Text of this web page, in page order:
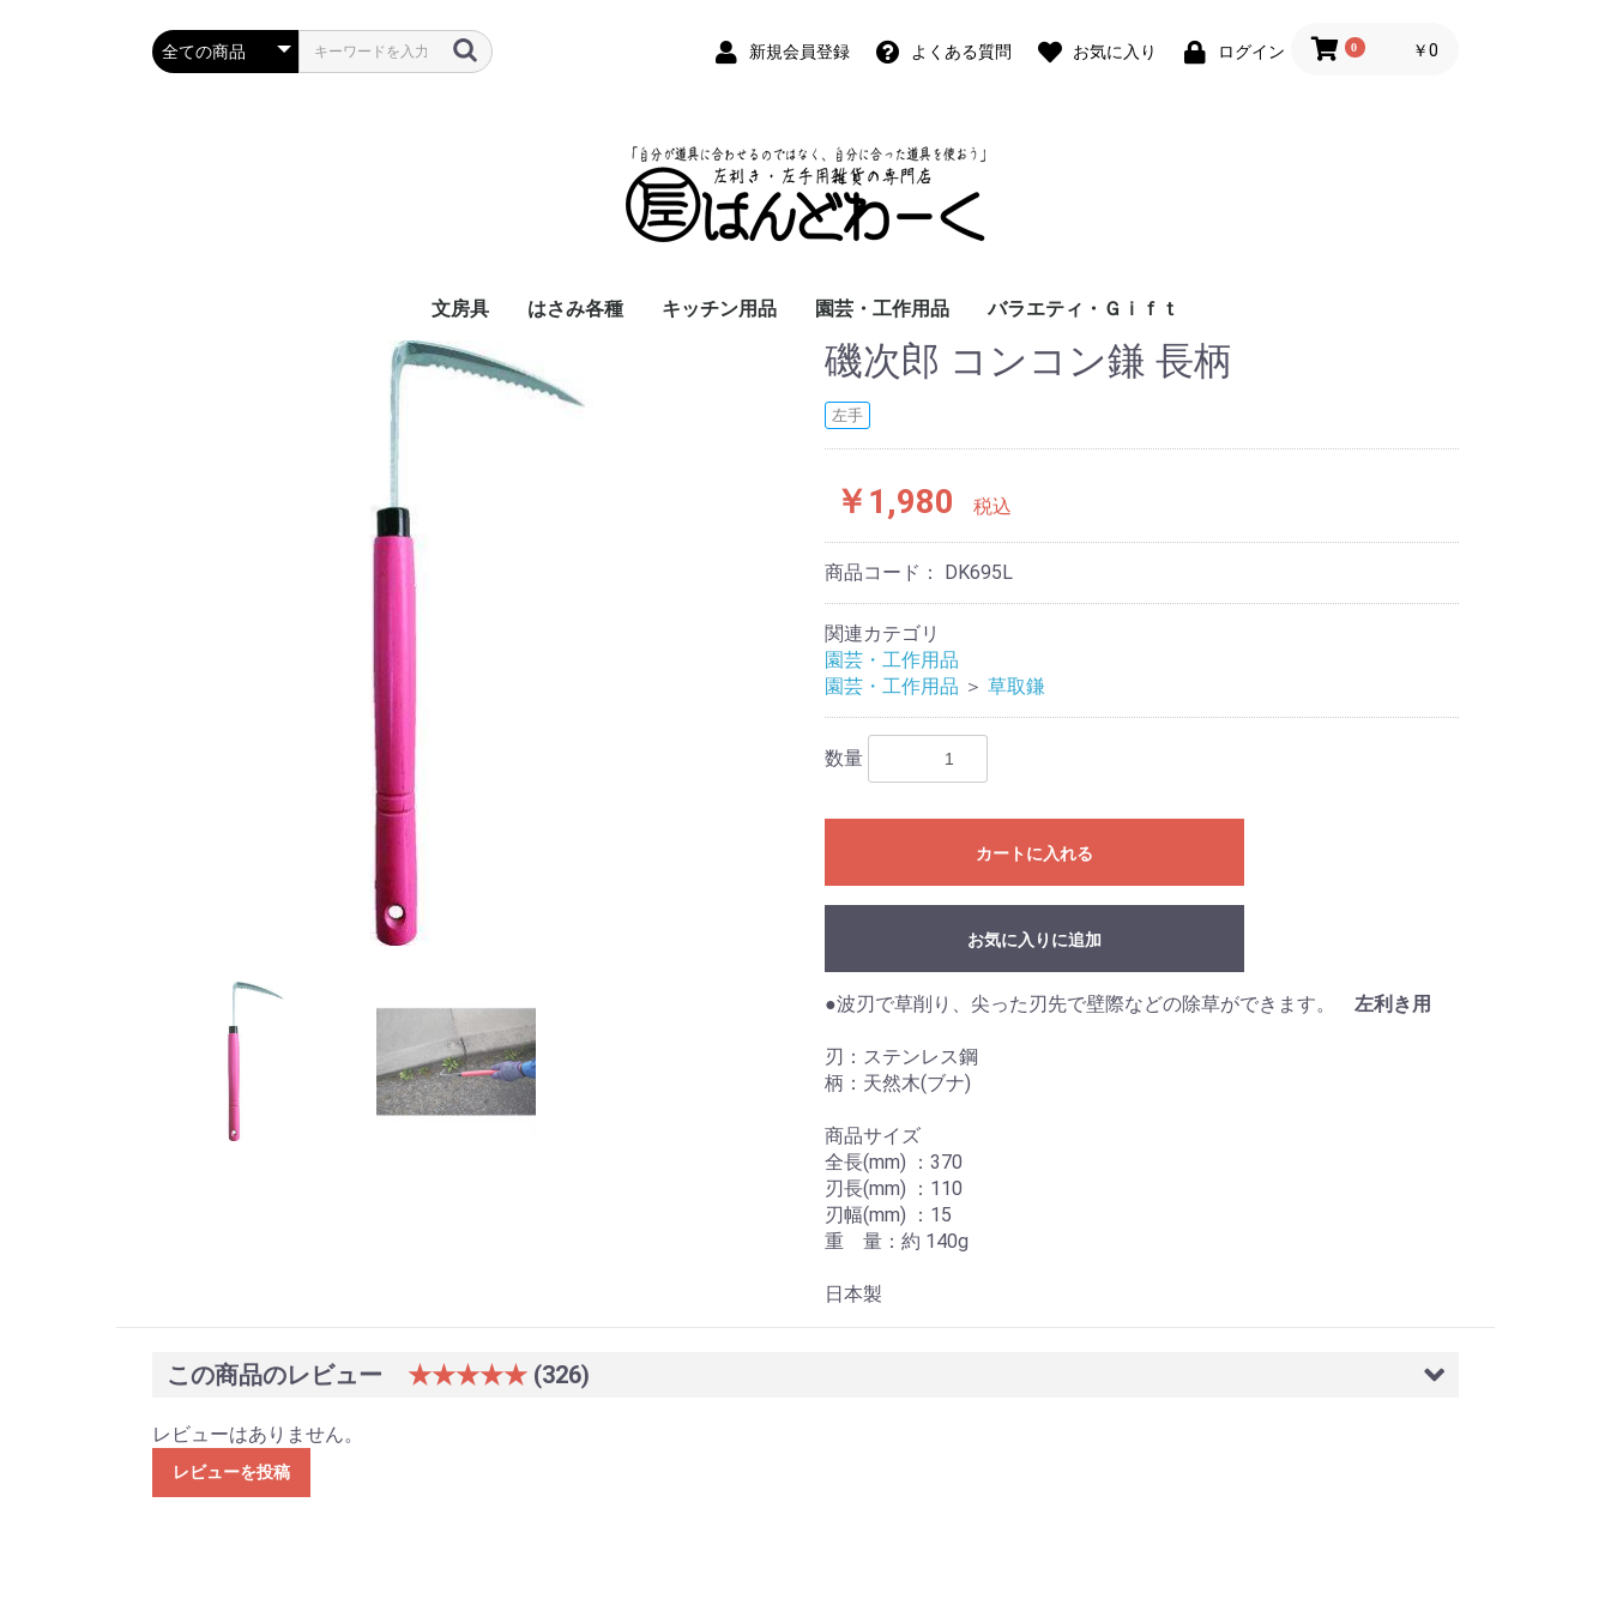
新規会員登録 よくある質問 お気に入り ログイン 0 ￥0
文房具
万年筆・筆ペン
ボールペン
鉛筆・シャープペン
定規・コンパス
彫刻刀・小刀(切出刀)
事務用品
はさみ各種
学習はさみ
事務はさみ
和裁・洋裁はさみ
美容はさみ
その他・専門はさみ
キッチン用品 園芸・工作用品
草取鎌
園芸はさみ
メジャー・曲尺
カッター
工作用具・その他
バラエティ・Ｇｉｆｔ
Wallet(財布)
時計
デジタル小物
バラエティグッズ
ファッション小物
京扇子
書籍
磯次郎 コンコン鎌 長柄
左手
￥1,980 税込
商品コード： DK695L
関連カテゴリ
園芸・工作用品
園芸・工作用品 ＞ 草取鎌
数量
カートに入れる
お気に入りに追加
●波刃で草削り、尖った刃先で壁際などの除草ができます。 左利き用
刃：ステンレス鋼
柄：天然木(ブナ)
商品サイズ
全長(mm) ：370
刃長(mm) ：110
刃幅(mm) ：15
重 量：約 140g
日本製
この商品のレビュー ★★★★★ (326)
レビューはありません。
レビューを投稿